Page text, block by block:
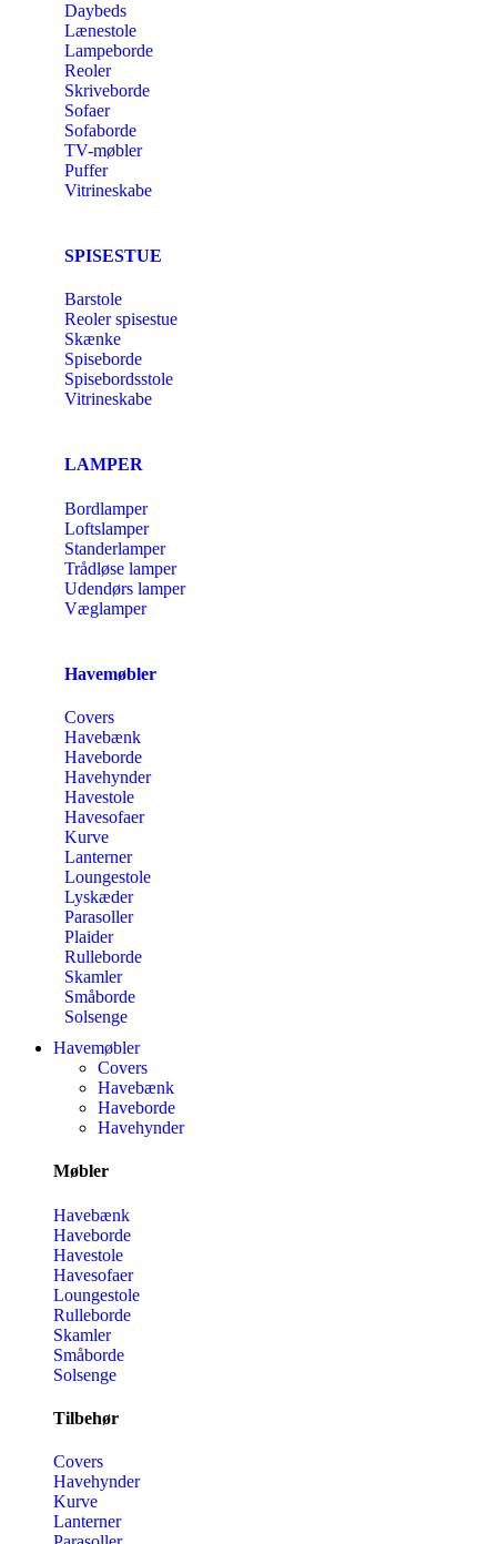
Daybeds
Lænestole
Lampeborde
Reoler
Skriveborde
Sofaer
Sofaborde
TV-møbler
Puffer
Vitrineskabe
SPISESTUE
Barstole
Reoler spisestue
Skænke
Spiseborde
Spisebordsstole
Vitrineskabe
LAMPER
Bordlamper
Loftslamper
Standerlamper
Trådløse lamper
Udendørs lamper
Væglamper
Havemøbler
Covers
Havebænk
Haveborde
Havehynder
Havestole
Havesofaer
Kurve
Lanterner
Loungestole
Lyskæder
Parasoller
Plaider
Rulleborde
Skamler
Småborde
Solsenge
Havemøbler
Covers
Havebænk
Haveborde
Havehynder
Møbler
Havebænk
Haveborde
Havestole
Havesofaer
Loungestole
Rulleborde
Skamler
Småborde
Solsenge
Tilbehør
Covers
Havehynder
Kurve
Lanterner